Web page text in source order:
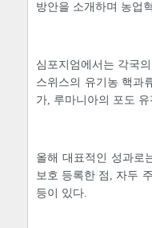
방안을 소개하며 농업
심포지엄에서는 각국
스위스의 유기농 핵과
가, 루마니아의 포도
올해 대표적인 성과로
보호 등록한 점, 자두
등이 있다.